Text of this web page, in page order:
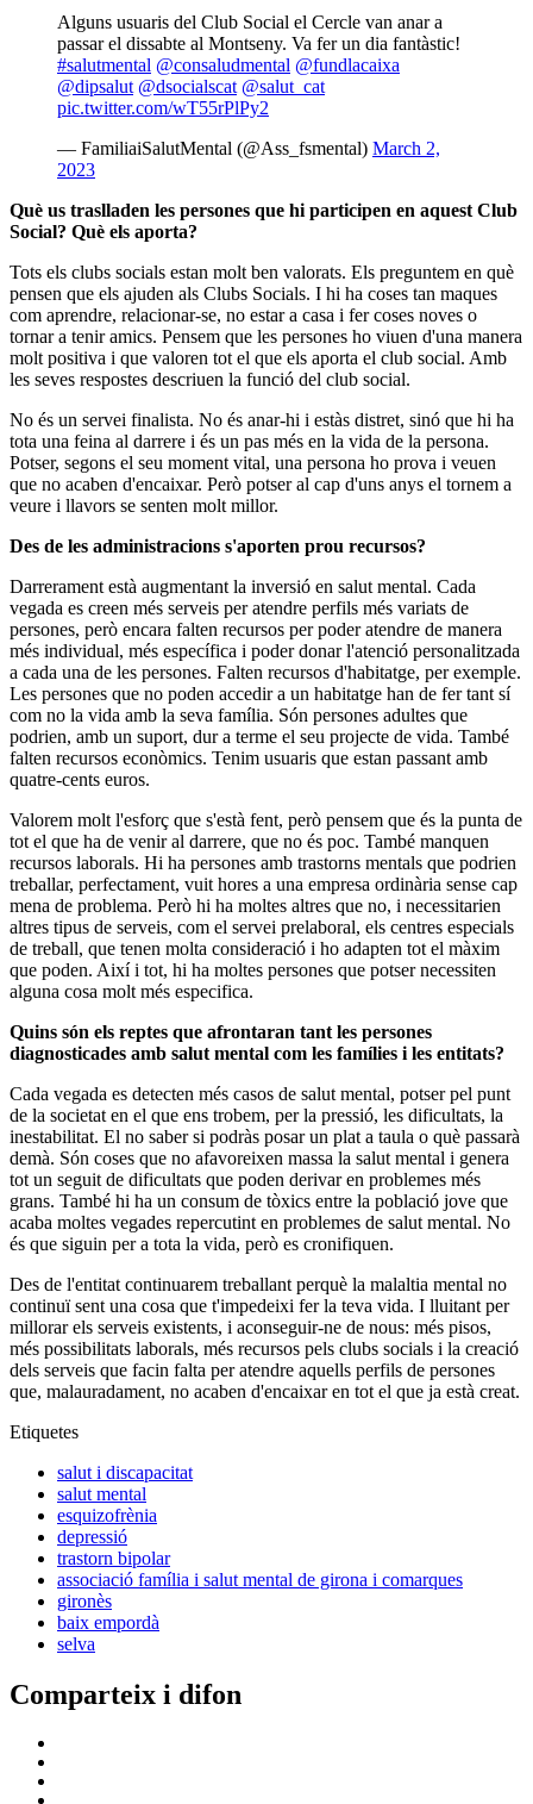
Alguns usuaris del Club Social el Cercle van anar a
passar el dissabte al Montseny. Va fer un dia fantàstic!
#salutmental @consaludmental @fundlacaixa
@dipsalut @dsocialscat @salut_cat
pic.twitter.com/wT55rPlPy2
— FamiliaiSalutMental (@Ass_fsmental) March 2,
2023
Què us traslladen les persones que hi participen en aquest Club
Social? Què els aporta?
Tots els clubs socials estan molt ben valorats. Els preguntem en què
pensen que els ajuden als Clubs Socials. I hi ha coses tan maques
com aprendre, relacionar-se, no estar a casa i fer coses noves o
tornar a tenir amics. Pensem que les persones ho viuen d'una manera
molt positiva i que valoren tot el que els aporta el club social. Amb
les seves respostes descriuen la funció del club social.
No és un servei finalista. No és anar-hi i estàs distret, sinó que hi ha
tota una feina al darrere i és un pas més en la vida de la persona.
Potser, segons el seu moment vital, una persona ho prova i veuen
que no acaben d'encaixar. Però potser al cap d'uns anys el tornem a
veure i llavors se senten molt millor.
Des de les administracions s'aporten prou recursos?
Darrerament està augmentant la inversió en salut mental. Cada
vegada es creen més serveis per atendre perfils més variats de
persones, però encara falten recursos per poder atendre de manera
més individual, més específica i poder donar l'atenció personalitzada
a cada una de les persones. Falten recursos d'habitatge, per exemple.
Les persones que no poden accedir a un habitatge han de fer tant sí
com no la vida amb la seva família. Són persones adultes que
podrien, amb un suport, dur a terme el seu projecte de vida. També
falten recursos econòmics. Tenim usuaris que estan passant amb
quatre-cents euros.
Valorem molt l'esforç que s'està fent, però pensem que és la punta de
tot el que ha de venir al darrere, que no és poc. També manquen
recursos laborals. Hi ha persones amb trastorns mentals que podrien
treballar, perfectament, vuit hores a una empresa ordinària sense cap
mena de problema. Però hi ha moltes altres que no, i necessitarien
altres tipus de serveis, com el servei prelaboral, els centres especials
de treball, que tenen molta consideració i ho adapten tot el màxim
que poden. Així i tot, hi ha moltes persones que potser necessiten
alguna cosa molt més especifica.
Quins són els reptes que afrontaran tant les persones
diagnosticades amb salut mental com les famílies i les entitats?
Cada vegada es detecten més casos de salut mental, potser pel punt
de la societat en el que ens trobem, per la pressió, les dificultats, la
inestabilitat. El no saber si podràs posar un plat a taula o què passarà
demà. Són coses que no afavoreixen massa la salut mental i genera
tot un seguit de dificultats que poden derivar en problemes més
grans. També hi ha un consum de tòxics entre la població jove que
acaba moltes vegades repercutint en problemes de salut mental. No
és que siguin per a tota la vida, però es cronifiquen.
Des de l'entitat continuarem treballant perquè la malaltia mental no
continuï sent una cosa que t'impedeixi fer la teva vida. I lluitant per
millorar els serveis existents, i aconseguir-ne de nous: més pisos,
més possibilitats laborals, més recursos pels clubs socials i la creació
dels serveis que facin falta per atendre aquells perfils de persones
que, malauradament, no acaben d'encaixar en tot el que ja està creat.
Etiquetes
salut i discapacitat
salut mental
esquizofrènia
depressió
trastorn bipolar
associació família i salut mental de girona i comarques
gironès
baix empordà
selva
Comparteix i difon